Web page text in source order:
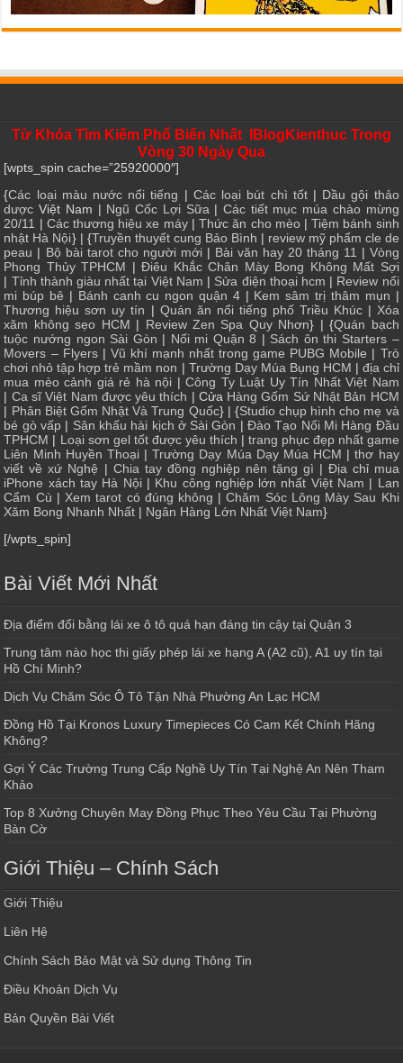
Từ Khóa Tìm Kiếm Phổ Biến Nhất IBlogKienthuc Trong
Vòng 30 Ngày Qua
[wpts_spin cache=”25920000″]
{Các loại màu nước nổi tiếng | Các loại bút chì tốt| Dầu gội thảo
dược Việt Nam | Ngũ Cốc Lợi Sữa | Các tiết mục múa chào mừng
20/11 | Các thương hiệu xe máy|Thức ăn cho mèo|Tiệm bánh sinh
nhật Hà Nội} | {Truyền thuyết cung Bảo Bình | review mỹ phẩm cle de
peau | Bộ bài tarot cho người mới| Bài văn hay 20 tháng 11 | Vòng
Phong Thủy TPHCM |Điêu Khắc Chân Mày Bong Không Mất Sợi
| Tỉnh thành giàu nhất tại Việt Nam | Sửa điện thoại hcm | Review nối
mi búp bê | Bánh canh cu ngon quận 4| Kem sâm trị thâm mụn |
Thương hiệu sơn uy tín | Quán ăn nổi tiếng phố Triều Khúc| Xóa
xăm không sẹo HCM | Review Zen Spa Quy Nhơn} | {Quán bạch
tuộc nướng ngon Sài Gòn | Nối mi Quận 8 | Sách ôn thi Starters –
Movers – Flyers| Vũ khí mạnh nhất trong game PUBG Mobile | Trò
chơi nhỏ tập hợp trẻ mầm non | Trường Dạy Múa Bụng HCM | địa chỉ
mua mèo cảnh giá rẻ hà nội |Công Ty Luật Uy Tín Nhất Việt Nam
| Ca sĩ Việt Nam được yêu thích | Cửa Hàng Gốm Sứ Nhật Bản HCM
| Phân Biệt Gốm Nhật Và Trung Quốc} | {Studio chụp hình cho mẹ và
bé gò vấp | Sân khấu hài kịch ở Sài Gòn |Đào Tạo Nối Mi Hàng Đầu
TPHCM | Loại sơn gel tốt được yêu thích | trang phục đẹp nhất game
Liên Minh Huyền Thoại|Trường Dạy Múa Dạy Múa HCM |thơ hay
viết về xứ Nghệ | Chia tay đồng nghiệp nên tặng gì | Địa chỉ mua
iPhone xách tay Hà Nội| Khu công nghiệp lớn nhất Việt Nam | Lan
Cẩm Cù | Xem tarot có đúng không |Chăm Sóc Lông Mày Sau Khi
Xăm Bong Nhanh Nhất | Ngân Hàng Lớn Nhất Việt Nam}
[/wpts_spin]
Bài Viết Mới Nhất
Địa điểm đổi bằng lái xe ô tô quá hạn đáng tin cậy tại Quận 3
Trung tâm nào học thi giấy phép lái xe hạng A (A2 cũ), A1 uy tín tại
Hồ Chí Minh?
Dịch Vụ Chăm Sóc Ô Tô Tận Nhà Phường An Lạc HCM
Đồng Hồ Tại Kronos Luxury Timepieces Có Cam Kết Chính Hãng
Không?
Gợi Ý Các Trường Trung Cấp Nghề Uy Tín Tại Nghệ An Nên Tham
Khảo
Top 8 Xưởng Chuyên May Đồng Phục Theo Yêu Cầu Tại Phường
Bàn Cờ
Giới Thiệu – Chính Sách
Giới Thiệu
Liên Hệ
Chính Sách Bảo Mật và Sử dụng Thông Tin
Điều Khoản Dịch Vụ
Bản Quyền Bài Viết